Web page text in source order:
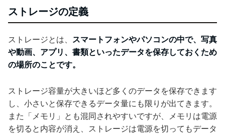
ストレージの定義
ストレージとは、
スマートフォンやパソコンの中で、写真
や動画、アプリ、書類といったデータを保存しておくため
の場所のことです。
ストレージ容量が大きいほど多くのデータを保存できます
し、小さいと保存できるデータ量にも限りが出てきます。
また「メモリ」とも混同されやすいですが、メモリは電源
を切ると内容が消え、ストレージは電源を切ってもデータ